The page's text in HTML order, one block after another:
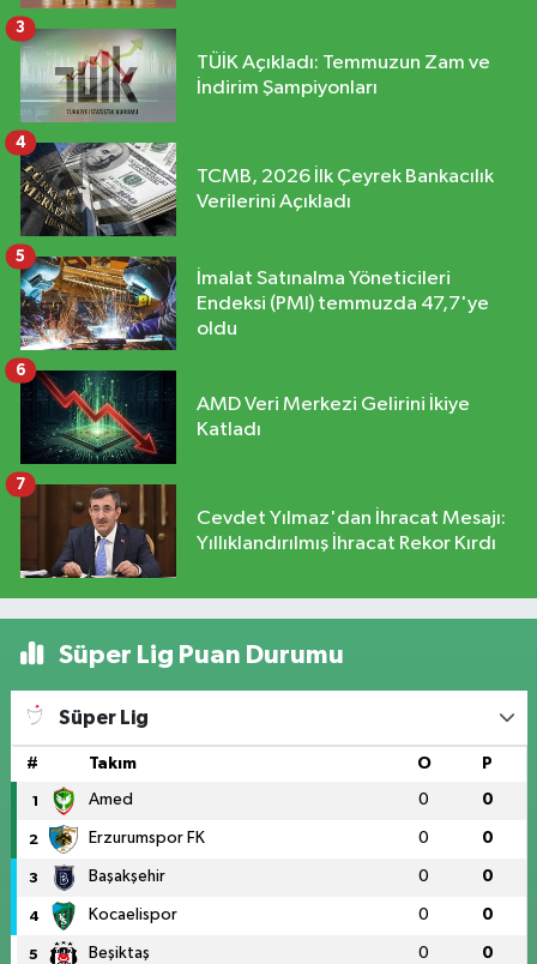
TÜİK Açıkladı: Temmuzun Zam ve
İndirim Şampiyonları
3
TCMB, 2026 İlk Çeyrek Bankacılık
Verilerini Açıkladı
4
İmalat Satınalma Yöneticileri
Endeksi (PMI) temmuzda 47,7'ye
oldu
5
AMD Veri Merkezi Gelirini İkiye
Katladı
6
Cevdet Yılmaz'dan İhracat Mesajı:
Yıllıklandırılmış İhracat Rekor Kırdı
7
Süper Lig Puan Durumu
Süper Lig
# Takım O P
1 Amed 0 0
2 Erzurumspor FK 0 0
3 Başakşehir 0 0
4 Kocaelispor 0 0
5 Beşiktaş 0 0